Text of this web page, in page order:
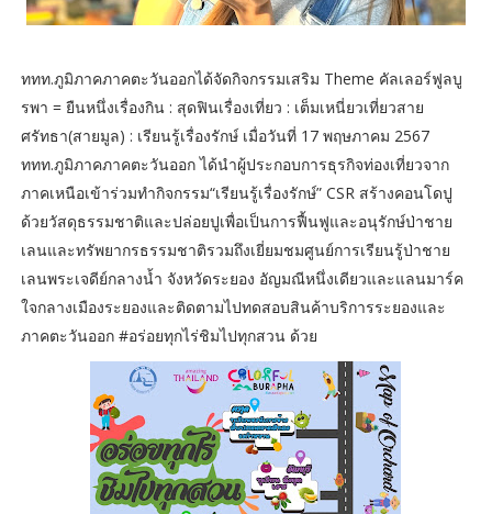
ททท.ภูมิภาคภาคตะวันออกได้จัดกิจกรรมเสริม Theme คัลเลอร์ฟูลบู
รพา = ยืนหนึ่งเรื่องกิน : สุดฟินเรื่องเที่ยว : เต็มเหนี่ยวเที่ยวสาย
ศรัทธา(สายมูล) : เรียนรู้เรื่องรักษ์ เมื่อวันที่ 17 พฤษภาคม 2567
ททท.ภูมิภาคภาคตะวันออก ได้นำผู้ประกอบการธุรกิจท่องเที่ยวจาก
ภาคเหนือเข้าร่วมทำกิจกรรม“เรียนรู้เรื่องรักษ์” CSR สร้างคอนโดปู
ด้วยวัสดุธรรมชาติและปล่อยปูเพื่อเป็นการฟื้นฟูและอนุรักษ์ป่าชาย
เลนและทรัพยากรธรรมชาติรวมถึงเยี่ยมชมศูนย์การเรียนรู้ป่าชาย
เลนพระเจดีย์กลางน้ำ จังหวัดระยอง อัญมณีหนึ่งเดียวและแลนมาร์ค
ใจกลางเมืองระยองและติดตามไปทดสอบสินค้าบริการระยองและ
ภาคตะวันออก #อร่อยทุกไร่ชิมไปทุกสวน ด้วย